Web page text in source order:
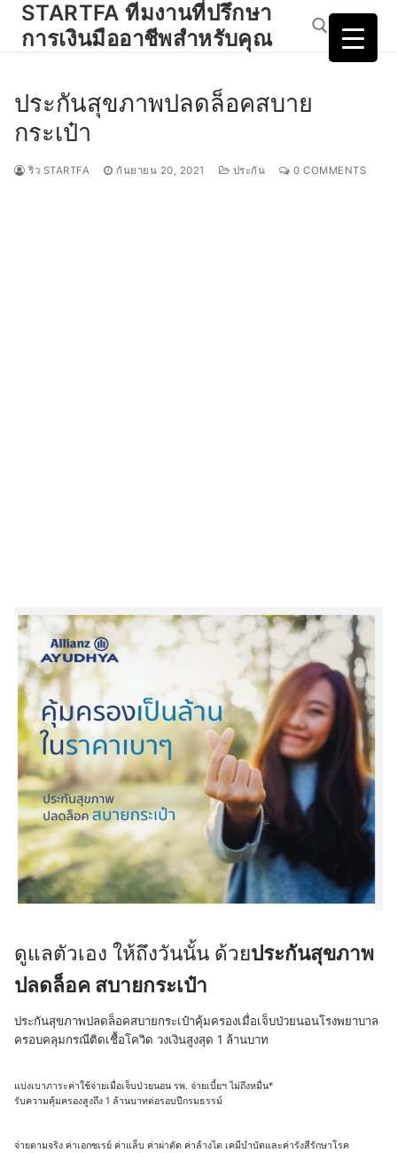
SkipSTARTFA ทีมงานที่ปรึกษา
การเงินมืออาชีพสำหรับคุณ
Search for:
ประกันสุขภาพปลดล็อคสบาย
กระเป๋า
ริว STARTFA กันยายน 20, 2021 ประกัน 0 COMMENTS
ดูแลตัวเอง ให้ถึงวันนั้น ด้วยประกันสุขภาพ
ปลดล็อค สบายกระเป๋า
ประกันสุขภาพปลดล็อคสบายกระเป๋าคุ้มครองเมื่อเจ็บป่วยนอนโรงพยาบาล
ครอบคลุมกรณีติดเชื้อโควิด วงเงินสูงสุด 1 ล้านบาท
แบ่งเบาภาระค่าใช้จ่ายเมื่อเจ็บป่วยนอน รพ. จ่ายเบี้ยฯ ไม่ถึงหมื่น*
รับความคุ้มครองสูงถึง 1 ล้านบาทต่อรอบปีกรมธรรม์
จ่ายตามจริง ค่าเอกซเรย์ ค่าแล็บ ค่าผ่าตัด ค่าล้างไต เคมีบำบัดและค่ารังสีรักษาโรค